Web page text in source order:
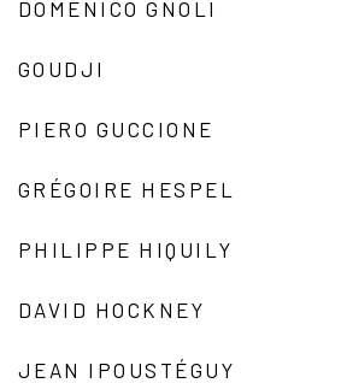
DOMENICO GNOLI
GOUDJI
PIERO GUCCIONE
GRÉGOIRE HESPEL
PHILIPPE HIQUILY
DAVID HOCKNEY
JEAN IPOUSTÉGUY